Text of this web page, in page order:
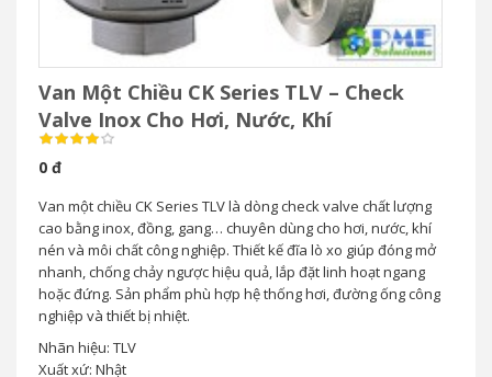
Van Một Chiều CK Series TLV – Check
Valve Inox Cho Hơi, Nước, Khí
0 đ
Van một chiều CK Series TLV là dòng check valve chất lượng
cao bằng inox, đồng, gang… chuyên dùng cho hơi, nước, khí
nén và môi chất công nghiệp. Thiết kế đĩa lò xo giúp đóng mở
nhanh, chống chảy ngược hiệu quả, lắp đặt linh hoạt ngang
hoặc đứng. Sản phẩm phù hợp hệ thống hơi, đường ống công
nghiệp và thiết bị nhiệt.
Nhãn hiệu: TLV
Xuất xứ: Nhật